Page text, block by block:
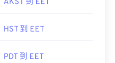
AKST 到 EET
HST 到 EET
PDT 到 EET